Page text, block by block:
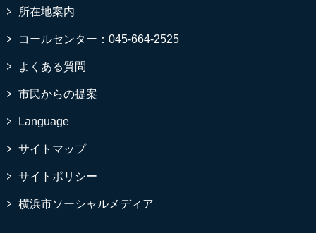
所在地案内
コールセンター：045-664-2525
よくある質問
市民からの提案
Language
サイトマップ
サイトポリシー
横浜市ソーシャルメディア